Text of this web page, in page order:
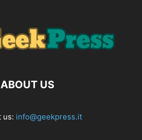
ABOUT US
us: info@geekpress.it